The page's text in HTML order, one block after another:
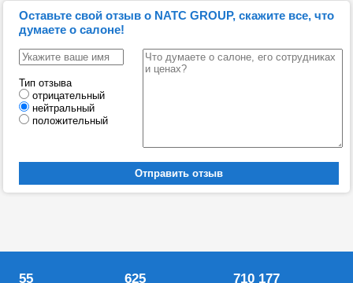
Оставьте свой отзыв о NATC GROUP, скажите все, что
думаете о салоне!
Тип отзыва
отрицательный
нейтральный
положительный
55 625 710 177